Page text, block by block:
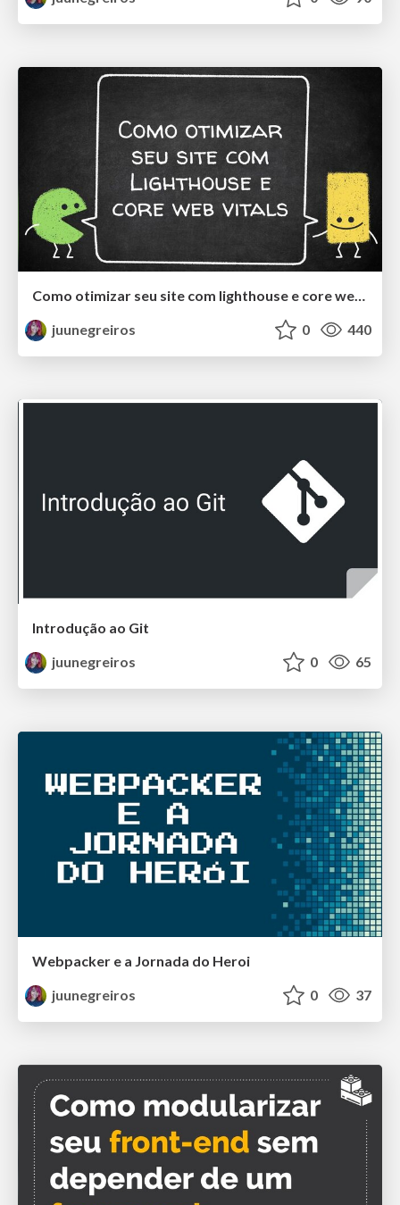
Como otimizar seu site com lighthouse e core web vitals
juunegreiros
0 440
Introdução ao Git
juunegreiros
0 65
Webpacker e a Jornada do Heroi
juunegreiros
0 37